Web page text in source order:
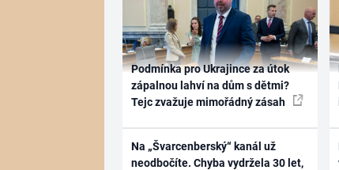
Podmínka pro Ukrajince za útok
zápalnou lahví na dům s dětmi?
Tejc zvažuje mimořádný zásah
Na „Švarcenberský“ kanál už
neodbočíte. Chyba vydržela 30 let,